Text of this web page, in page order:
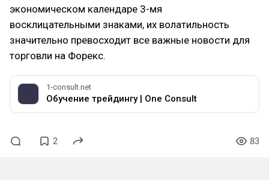
экономическом календаре 3-мя
восклицательными знаками, их волатильность
значительно превосходит все важные новости для
торговли на Форекс.
1-consult.net
Обучение трейдингу | One Consult
2 83